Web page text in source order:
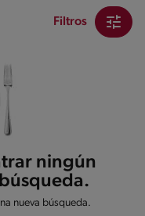
Filtros
ningún
nueva búsqueda.